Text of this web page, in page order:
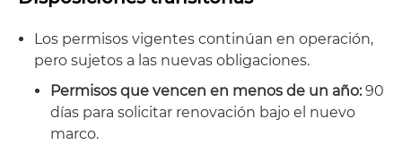
Los permisos vigentes continúan en operación,
pero sujetos a las nuevas obligaciones.
Permisos que vencen en menos de un año:90
días para solicitar renovación bajo el nuevo
marco.